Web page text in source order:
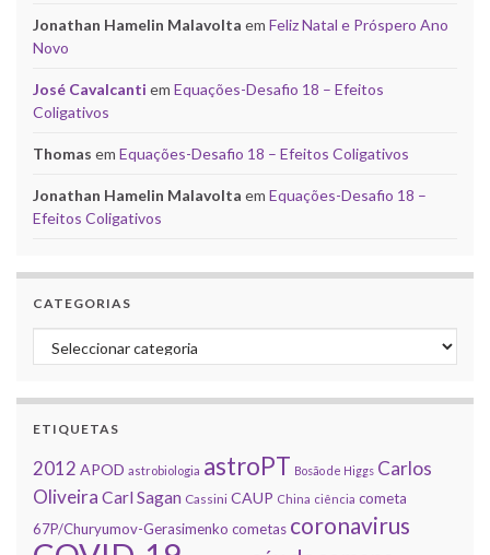
Jonathan Hamelin Malavolta em Feliz Natal e Próspero Ano
Novo
José Cavalcanti em Equações-Desafio 18 – Efeitos
Coligativos
Thomas em Equações-Desafio 18 – Efeitos Coligativos
Jonathan Hamelin Malavolta em Equações-Desafio 18 –
Efeitos Coligativos
CATEGORIAS
Categorias
ETIQUETAS
2012 APOD astrobiologia astroPT Bosão de Higgs Carlos
Oliveira Carl Sagan Cassini CAUP China ciência cometa
67P/Churyumov-Gerasimenko cometas coronavirus